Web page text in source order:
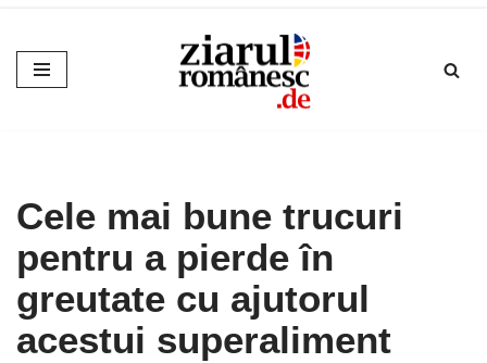
Sari
la
Cele mai bune trucuri
pentru a pierde în
greutate cu ajutorul
acestui superaliment